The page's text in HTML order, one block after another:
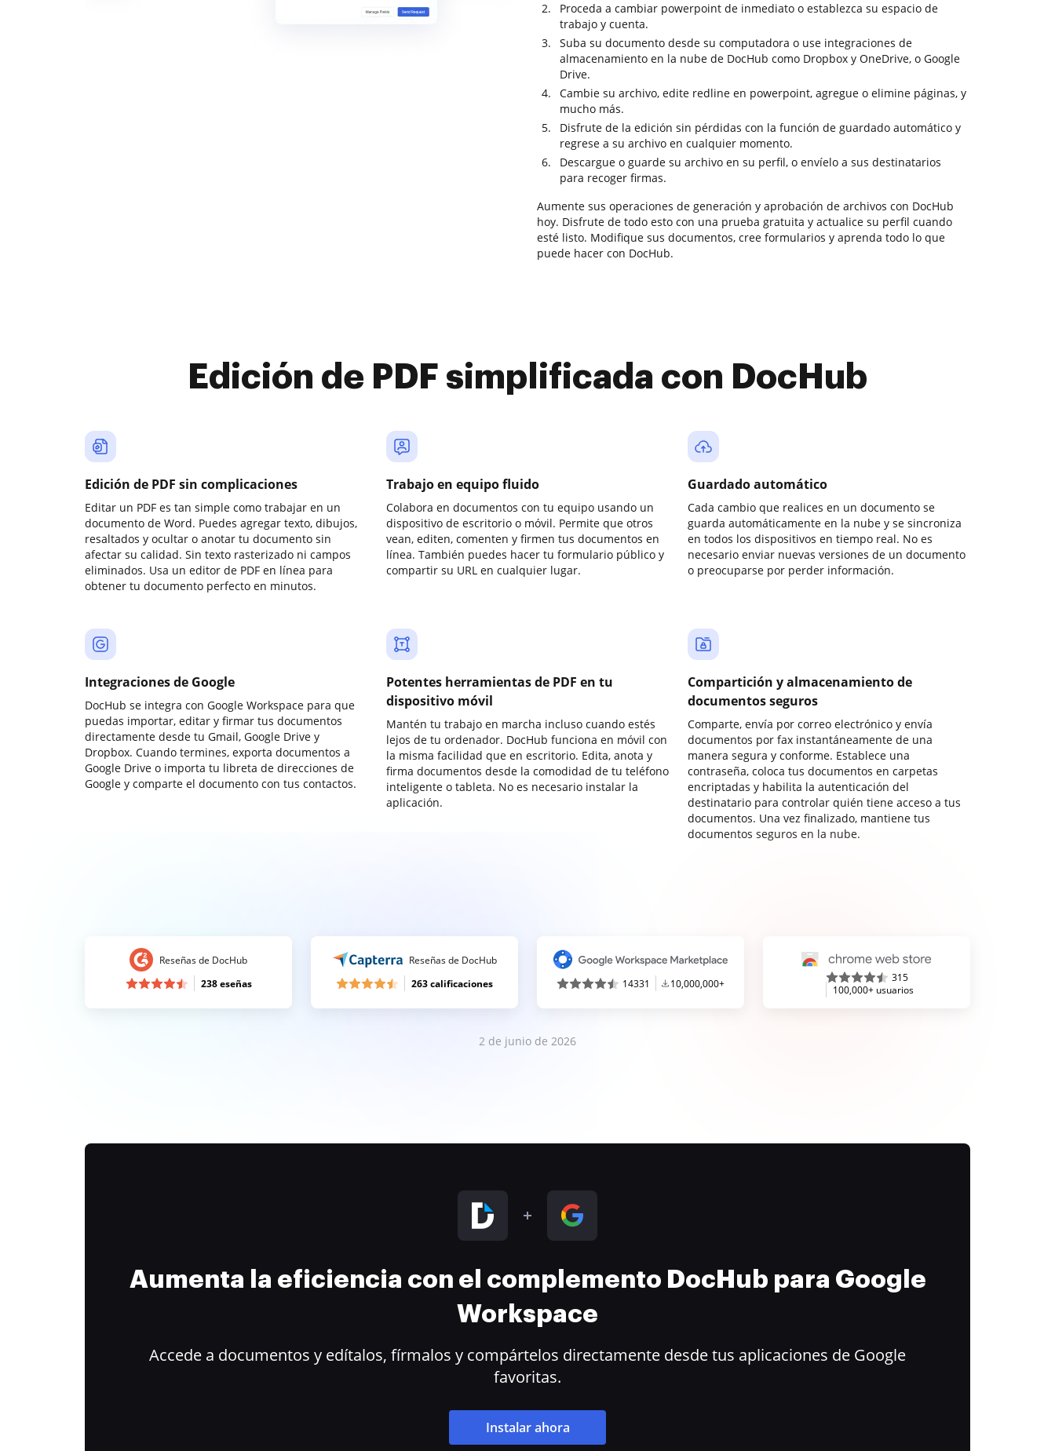
Proceda a cambiar powerpoint de inmediato o establezca su espacio de
trabajo y cuenta.
Suba su documento desde su computadora o use integraciones de
almacenamiento en la nube de DocHub como Dropbox y OneDrive, o Google
Drive.
Cambie su archivo, edite redline en powerpoint, agregue o elimine páginas, y
mucho más.
Disfrute de la edición sin pérdidas con la función de guardado automático y
regrese a su archivo en cualquier momento.
Descargue o guarde su archivo en su perfil, o envíelo a sus destinatarios
para recoger firmas.
Aumente sus operaciones de generación y aprobación de archivos con DocHub
hoy. Disfrute de todo esto con una prueba gratuita y actualice su perfil cuando
esté listo. Modifique sus documentos, cree formularios y aprenda todo lo que
puede hacer con DocHub.
Edición de PDF simplificada con DocHub
Edición de PDF sin complicaciones
Editar un PDF es tan simple como trabajar en un
documento de Word. Puedes agregar texto, dibujos,
resaltados y ocultar o anotar tu documento sin
afectar su calidad. Sin texto rasterizado ni campos
eliminados. Usa un editor de PDF en línea para
obtener tu documento perfecto en minutos.
Trabajo en equipo fluido
Colabora en documentos con tu equipo usando un
dispositivo de escritorio o móvil. Permite que otros
vean, editen, comenten y firmen tus documentos en
línea. También puedes hacer tu formulario público y
compartir su URL en cualquier lugar.
Guardado automático
Cada cambio que realices en un documento se
guarda automáticamente en la nube y se sincroniza
en todos los dispositivos en tiempo real. No es
necesario enviar nuevas versiones de un documento
o preocuparse por perder información.
Integraciones de Google
DocHub se integra con Google Workspace para que
puedas importar, editar y firmar tus documentos
directamente desde tu Gmail, Google Drive y
Dropbox. Cuando termines, exporta documentos a
Google Drive o importa tu libreta de direcciones de
Google y comparte el documento con tus contactos.
Potentes herramientas de PDF en tu
dispositivo móvil
Mantén tu trabajo en marcha incluso cuando estés
lejos de tu ordenador. DocHub funciona en móvil con
la misma facilidad que en escritorio. Edita, anota y
firma documentos desde la comodidad de tu teléfono
inteligente o tableta. No es necesario instalar la
aplicación.
Compartición y almacenamiento de
documentos seguros
Comparte, envía por correo electrónico y envía
documentos por fax instantáneamente de una
manera segura y conforme. Establece una
contraseña, coloca tus documentos en carpetas
encriptadas y habilita la autenticación del
destinatario para controlar quién tiene acceso a tus
documentos. Una vez finalizado, mantiene tus
documentos seguros en la nube.
Reseñas de DocHub
238 eseñas
Reseñas de DocHub
263 calificaciones
14331 10,000,000+
315
100,000+ usuarios
2 de junio de 2026
Aumenta la eficiencia con el complemento DocHub para Google
Workspace
Accede a documentos y edítalos, fírmalos y compártelos directamente desde tus aplicaciones de Google
favoritas.
Instalar ahora